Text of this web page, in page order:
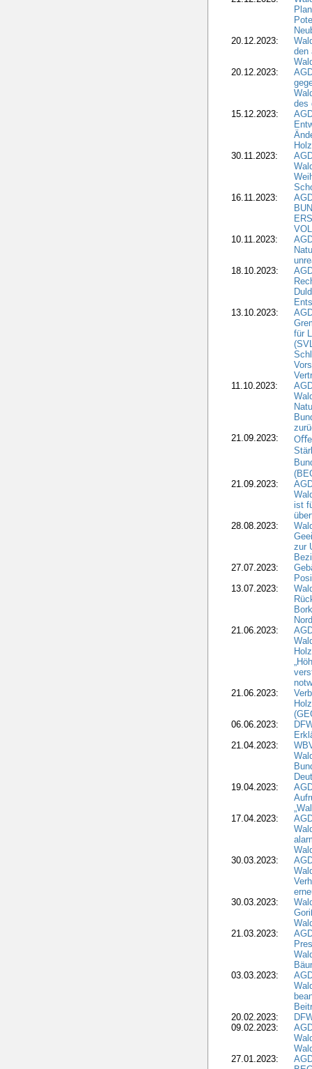
20.12.2023:
den
20.12.2023:
des
15.12.2023:
30.11.2023:
16.11.2023:
10.11.2023:
18.10.2023:
13.10.2023:
für
11.10.2023:
21.09.2023:
21.09.2023:
ist
28.08.2023:
zur
27.07.2023:
13.07.2023:
21.06.2023:
21.06.2023:
06.06.2023:
21.04.2023:
19.04.2023:
17.04.2023:
30.03.2023:
30.03.2023:
21.03.2023:
03.03.2023:
20.02.2023:
09.02.2023:
27.01.2023: